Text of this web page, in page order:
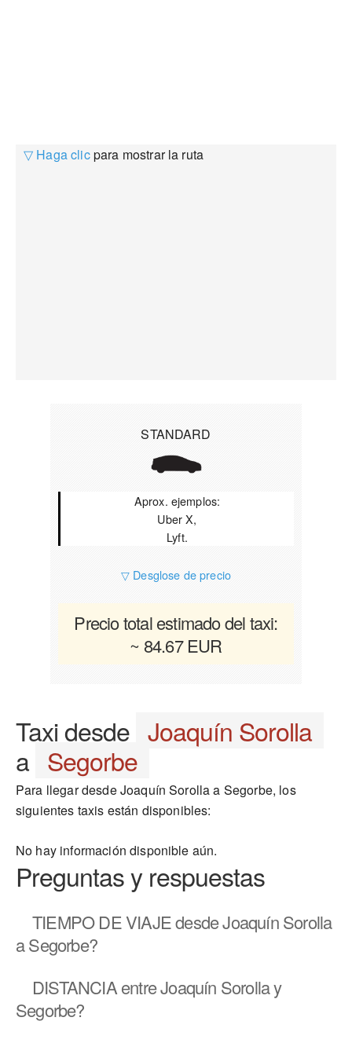
▽ Haga clicpara mostrar la ruta
STANDARD
Aprox. ejemplos:
Uber X,
Lyft.
▽ Desglose de precio
Precio total estimado del taxi:
~ 84.67 EUR
Taxi desde Joaquín Sorolla
a Segorbe
Para llegar desde Joaquín Sorolla a Segorbe, los
siguientes taxis están disponibles:
No hay información disponible aún.
Preguntas y respuestas
TIEMPO DE VIAJEdesde Joaquín Sorolla
a Segorbe?
DISTANCIAentre Joaquín Sorolla y
Segorbe?